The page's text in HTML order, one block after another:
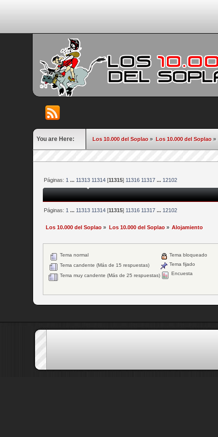
You are Here: Los 10.000 del Soplao » Los 10.000 del Soplao»
Páginas: 1 ... 11313 11314 [11315] 11316 11317 ... 12102
Páginas: 1 ... 11313 11314 [11315] 11316 11317 ... 12102
Los 10.000 del Soplao » Los 10.000 del Soplao» Alojamiento
Tema normal
Tema candente (Más de 15 respuestas)
Tema muy candente (Más de 25 respuestas)
Tema bloqueado
Tema fijado
Encuesta